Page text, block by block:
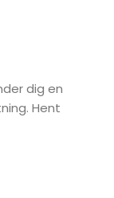
dig en
Hent